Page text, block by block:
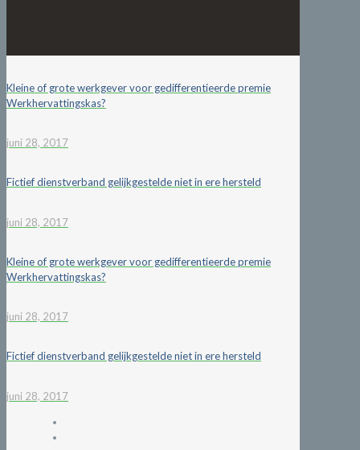
Kleine of grote werkgever voor gedifferentieerde premie
Werkhervattingskas?
juni 28, 2017
Fictief dienstverband gelijkgestelde niet in ere hersteld
juni 28, 2017
Kleine of grote werkgever voor gedifferentieerde premie
Werkhervattingskas?
juni 28, 2017
Fictief dienstverband gelijkgestelde niet in ere hersteld
juni 28, 2017